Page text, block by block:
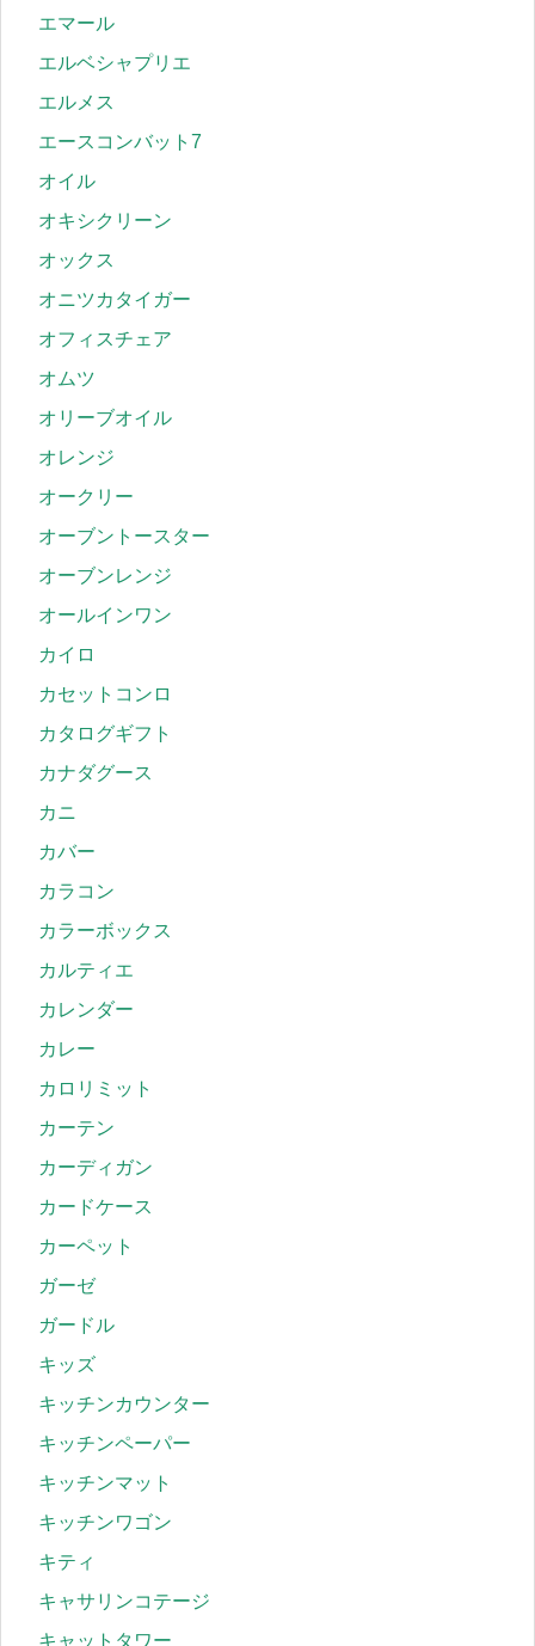
エマール
エルベシャプリエ
エルメス
エースコンバット7
オイル
オキシクリーン
オックス
オニツカタイガー
オフィスチェア
オムツ
オリーブオイル
オレンジ
オークリー
オーブントースター
オーブンレンジ
オールインワン
カイロ
カセットコンロ
カタログギフト
カナダグース
カニ
カバー
カラコン
カラーボックス
カルティエ
カレンダー
カレー
カロリミット
カーテン
カーディガン
カードケース
カーペット
ガーゼ
ガードル
キッズ
キッチンカウンター
キッチンペーパー
キッチンマット
キッチンワゴン
キティ
キャサリンコテージ
キャットタワー